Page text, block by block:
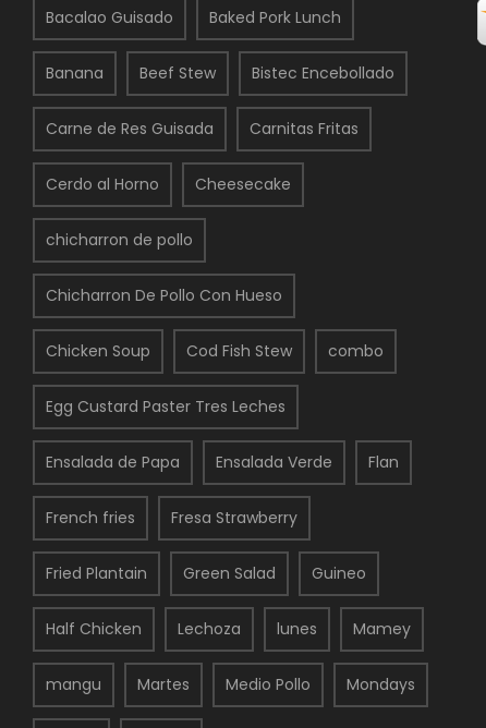
Bacalao Guisado Baked Pork Lunch
Banana Beef Stew Bistec Encebollado
Carne de Res Guisada Carnitas Fritas
Cerdo al Horno Cheesecake
chicharron de pollo
Chicharron De Pollo Con Hueso
Chicken Soup Cod Fish Stew combo
Egg Custard Paster Tres Leches
Ensalada de Papa Ensalada Verde Flan
French fries Fresa Strawberry
Fried Plantain Green Salad Guineo
Half Chicken Lechoza lunes Mamey
mangu Martes Medio Pollo Mondays